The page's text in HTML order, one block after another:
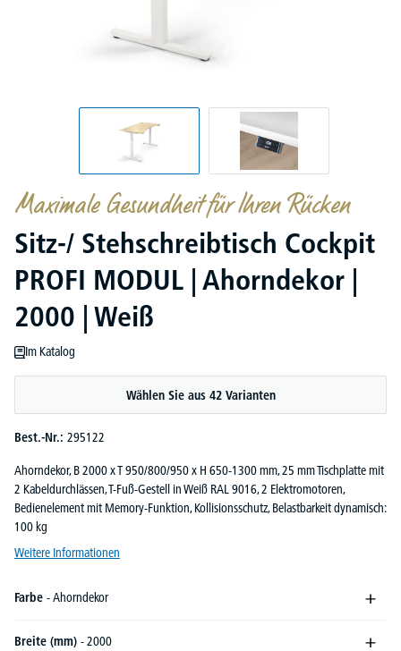
Maximale Gesundheit für Ihren Rücken
Sitz-/ Stehschreibtisch Cockpit
PROFI MODUL | Ahorndekor |
2000 | Weiß
Im Katalog
Wählen Sie aus 42 Varianten
Best.-Nr.: 295122
Ahorndekor, B 2000 x T 950/800/950 x H 650-1300 mm, 25 mm Tischplatte mit
2 Kabeldurchlässen, T-Fuß-Gestell in Weiß RAL 9016, 2 Elektromotoren,
Bedienelement mit Memory-Funktion, Kollisionsschutz, Belastbarkeit dynamisch:
100 kg
Weitere Informationen
Farbe - Ahorndekor
Breite (mm) - 2000